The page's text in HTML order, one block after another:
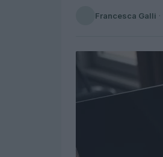
Francesca Galli ·